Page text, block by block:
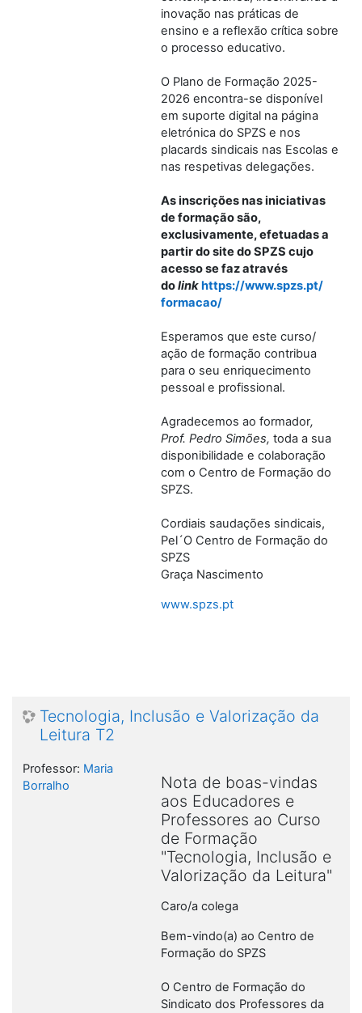
inovação nas práticas de
ensino e a reflexão crítica sobre
o processo educativo.
O Plano de Formação 2025-
2026 encontra-se disponível
em suporte digital na página
eletrónica do SPZS e nos
placards sindicais nas Escolas e
nas respetivas delegações.
As inscrições nas iniciativas
de formação são,
exclusivamente, efetuadas a
partir do site do SPZS cujo
acesso se faz através
dolink https://www.spzs.pt/
formacao/
Esperamos que este curso/
ação de formação contribua
para o seu enriquecimento
pessoal e profissional.
Agradecemos ao formador,
Prof. Pedro Simões, toda a sua
disponibilidade e colaboração
com o Centro de Formação do
SPZS.
Cordiais saudações sindicais,
Pel´O Centro de Formação do
SPZS
Graça Nascimento
www.spzs.pt
Tecnologia, Inclusão e Valorização da
Leitura T2
Nota de boas-vindas
aos Educadores e
Professores ao Curso
de Formação
"Tecnologia, Inclusão e
Valorização da Leitura"
Caro/a colega
Bem-vindo(a) ao Centro de
Formação do SPZS
O Centro de Formação do
Sindicato dos Professores da
Professor: Maria
Borralho